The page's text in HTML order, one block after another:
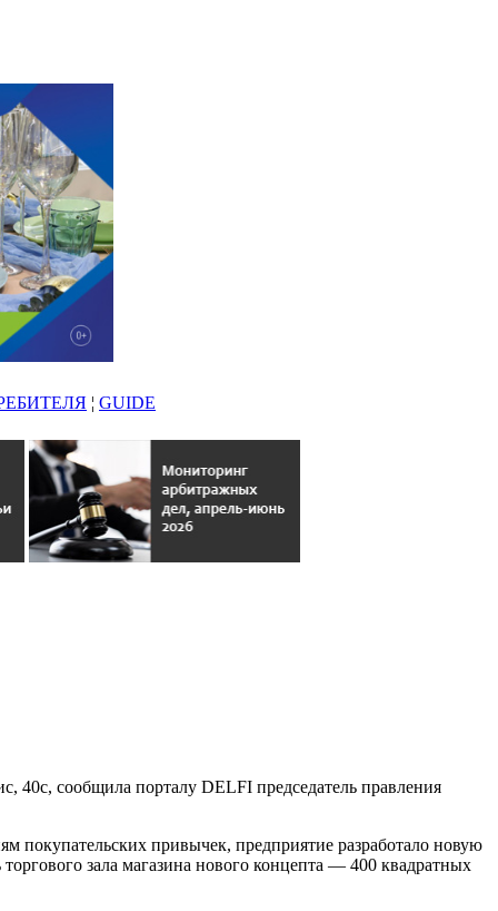
¦ GUIDE
40с, сообщила порталу DELFI председатель правления
покупательских привычек, предприятие разработало новую
зала магазина нового концепта — 400 квадратных